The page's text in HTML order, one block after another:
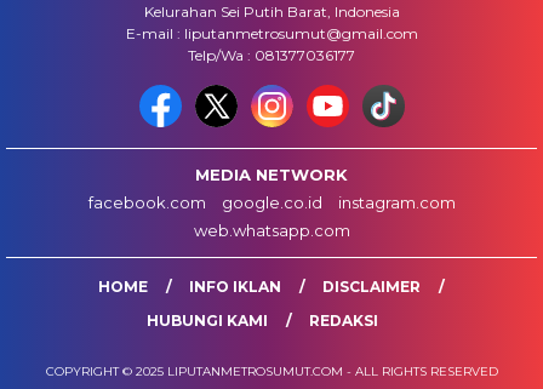
Kelurahan Sei Putih Barat, Indonesia
E-mail : liputanmetrosumut@gmail.com
Telp/Wa : 081377036177
MEDIA NETWORK
facebook.com
google.co.id
instagram.com
web.whatsapp.com
HOME INFO IKLAN
DISCLAIMER
HUBUNGI KAMI
REDAKSI
COPYRIGHT © 2025 LIPUTANMETROSUMUT.COM - ALL RIGHTS RESERVED